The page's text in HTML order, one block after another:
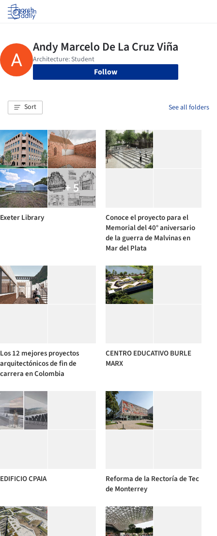
Log in
Follow
Sort See all folders
+ 5
Exeter Library
Conoce el proyecto para el
Memorial del 40° aniversario
de la guerra de Malvinas en
Mar del Plata
Los 12 mejores proyectos
arquitectónicos de fin de
carrera en Colombia
CENTRO EDUCATIVO BURLE
MARX
EDIFICIO CPAIA
Reforma de la Rectoría de Tec
de Monterrey